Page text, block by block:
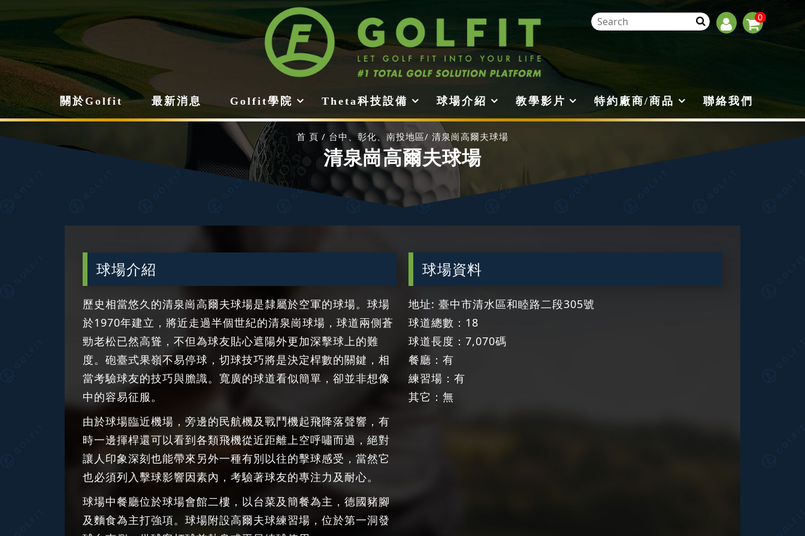
0
關於Golfit 最新消息 Golfit學院 Theta科技設備 球場介紹 教學影片 特約廠商/商品 聯絡我們
清泉崗高爾夫球場
首 頁 台中、彰化、南投地區 清泉崗高爾夫球場
球場介紹
歷史相當悠久的清泉崗高爾夫球場是隸屬於空軍的球場。球場
於1970年建立，將近走過半個世紀的清泉崗球場，球道兩側蒼
勁老松已然高聳，不但為球友貼心遮陽外更加深擊球上的難
度。砲臺式果嶺不易停球，切球技巧將是決定桿數的關鍵，相
當考驗球友的技巧與膽識。寬廣的球道看似簡單，卻並非想像
中的容易征服。
由於球場臨近機場，旁邊的民航機及戰鬥機起飛降落聲響，有
時一邊揮桿還可以看到各類飛機從近距離上空呼嘯而過，絕對
讓人印象深刻也能帶來另外一種有別以往的擊球感受，當然它
也必須列入擊球影響因素內，考驗著球友的專注力及耐心。
球場中餐廳位於球場會館二樓，以台菜及簡餐為主，德國豬腳
及麵食為主打強項。球場附設高爾夫球練習場，位於第一洞發
球場資料
地址: 臺中市清水區和睦路二段305號
球道總數：18
球道長度：7,070碼
餐廳：有
練習場：有
其它：無